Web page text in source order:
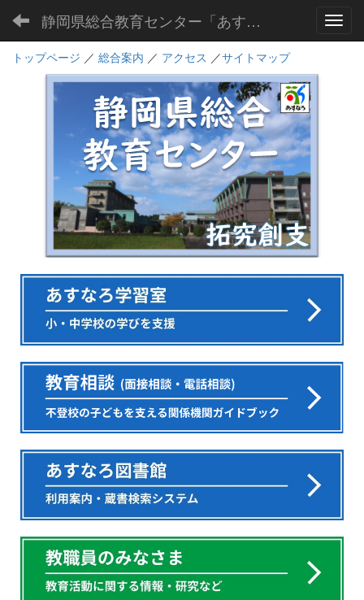
静岡県総合教育センター「あすなろ」
トップページ ／ 総合案内 ／ アクセス ／サイトマップ